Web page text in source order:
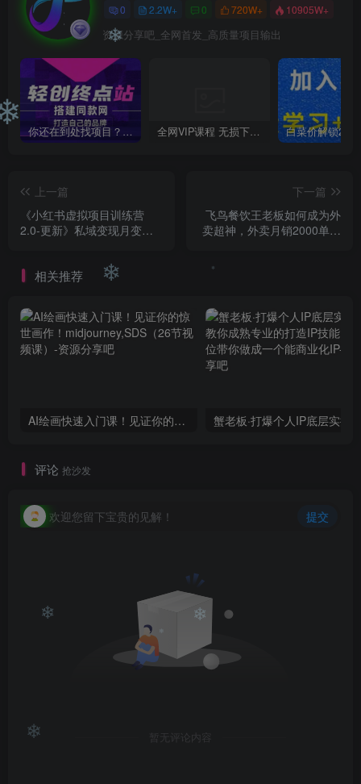
0 2.2W+ 0 720W+ 10905W+
资源分享吧_全网首发_高质量项目输出
你还在到处找项目？还在当韭菜？我靠卖项目一个月收入5万+，曾经我也是个失败者。 全网VIP课程 无损下载~
上一篇
《小红书虚拟项目训练营
2.0-更新》私域变现月变现
下一篇
飞鸟餐饮王老板如何成为外
卖超神，外卖月销2000单，
相关推荐
AI绘画快速入门课！见证你的惊世画作！midjourney,SDS（26节视频课）
评论 抢沙发
欢迎您留下宝贵的见解！ 提交
暂无评论内容
❄
❄